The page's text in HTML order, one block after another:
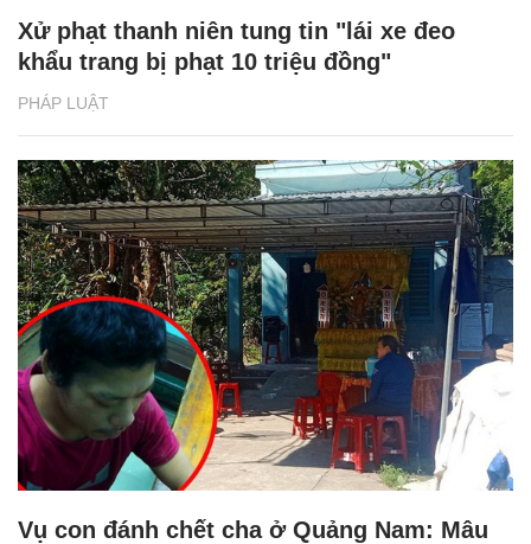
PHÁP LUẬT
Xử phạt thanh niên tung tin "lái xe đeo
khẩu trang bị phạt 10 triệu đồng"
Vụ con đánh chết cha ở Quảng Nam: Mâu